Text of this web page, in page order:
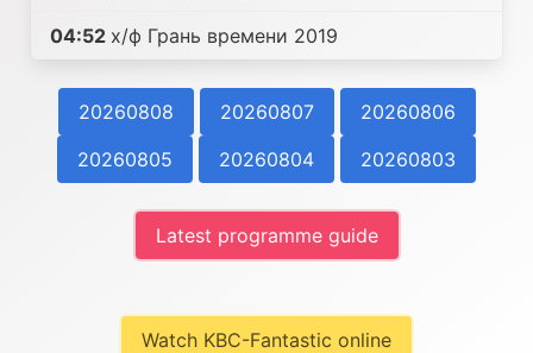
04:52 х/ф Грань времени 2019
20260808 20260807
20260806
20260805
20260804 20260803
Latest programme guide
Watch KBC-Fantastic online